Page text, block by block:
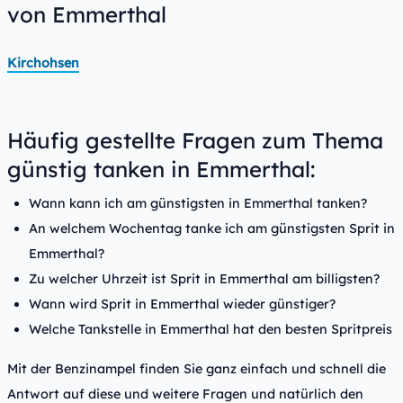
von Emmerthal
Kirchohsen
Häufig gestellte Fragen zum Thema
günstig tanken in Emmerthal:
Wann kann ich am günstigsten in Emmerthal tanken?
An welchem Wochentag tanke ich am günstigsten Sprit in
Emmerthal?
Zu welcher Uhrzeit ist Sprit in Emmerthal am billigsten?
Wann wird Sprit in Emmerthal wieder günstiger?
Welche Tankstelle in Emmerthal hat den besten Spritpreis
Mit der Benzinampel finden Sie ganz einfach und schnell die
Antwort auf diese und weitere Fragen und natürlich den